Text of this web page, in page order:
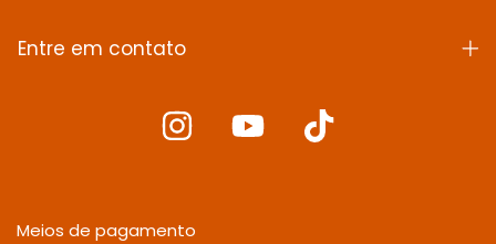
Entre em contato
Meios de pagamento